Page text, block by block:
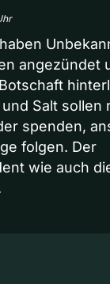
angezündet
Salt sollen
spenden,
folgen. Der
wie auch